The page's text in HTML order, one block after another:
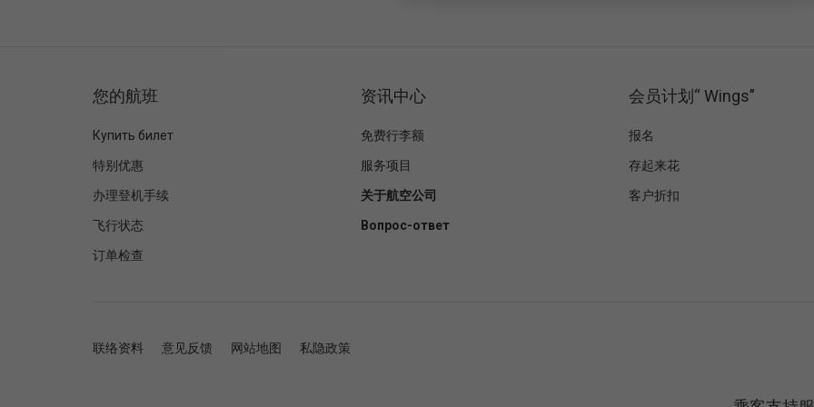
您的航班
Купить билет
特别优惠
办理登机手续
飞行状态
订单检查
资讯中心
免费行李额
服务项目
关于航空公司
Вопрос-ответ
会员计划“ Wings”
报名
存起来花
客户折扣
联络资料 意见反馈 网站地图 私隐政策